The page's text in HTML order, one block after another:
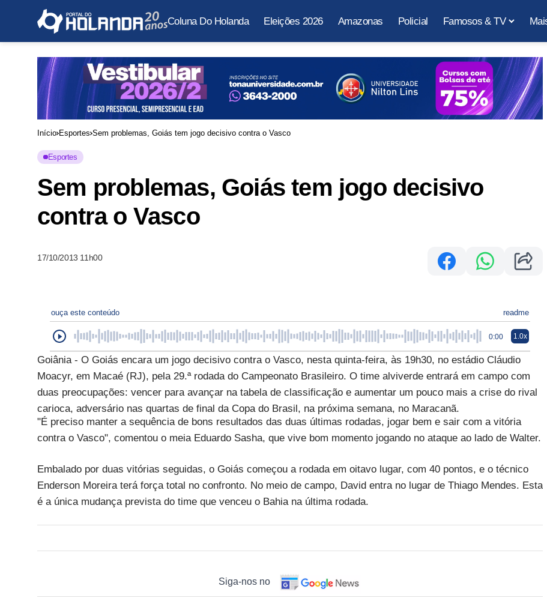
Coluna Do Holanda Eleições 2026 Amazonas Policial Famosos & TV
Início Esportes Sem problemas, Goiás tem jogo decisivo contra o Vasco
Esportes
Sem problemas, Goiás tem jogo decisivo
contra o Vasco
17/10/2013 11h00
ouça este conteúdo readme
0:00 1.0x
Goiânia - O Goiás encara um jogo decisivo contra o Vasco, nesta quinta-feira, às 19h30, no estádio Cláudio
Moacyr, em Macaé (RJ), pela 29.ª rodada do Campeonato Brasileiro. O time alviverde entrará em campo com
duas preocupações: vencer para avançar na tabela de classificação e aumentar um pouco mais a crise do rival
carioca, adversário nas quartas de final da Copa do Brasil, na próxima semana, no Maracanã.
"É preciso manter a sequência de bons resultados das duas últimas rodadas, jogar bem e sair com a vitória
contra o Vasco", comentou o meia Eduardo Sasha, que vive bom momento jogando no ataque ao lado de Walter.
Embalado por duas vitórias seguidas, o Goiás começou a rodada em oitavo lugar, com 40 pontos, e o técnico
Enderson Moreira terá força total no confronto. No meio de campo, David entra no lugar de Thiago Mendes. Esta
é a única mudança prevista do time que venceu o Bahia na última rodada.
Siga-nos no